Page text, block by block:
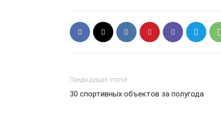
Предыдущая статья
30 спортивных объектов за полугода